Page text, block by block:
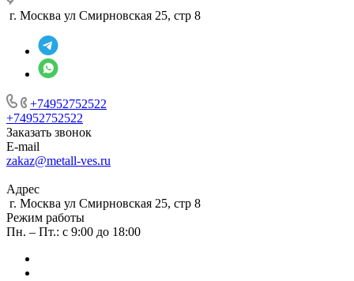
г. Москва ул Смирновская 25, стр 8
+74952752522
+74952752522
Заказать звонок
E-mail
zakaz@metall-ves.ru
Адрес
г. Москва ул Смирновская 25, стр 8
Режим работы
Пн. – Пт.: с 9:00 до 18:00